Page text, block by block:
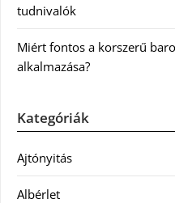
tudnivalók
Miért fontos a korszerű
alkalmazása?
Kategóriák
Ajtónyitás
Albérlet